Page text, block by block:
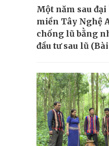
Một năm sau
miền Tây Nghệ
chống lũ bằng
đầu tư sau lũ